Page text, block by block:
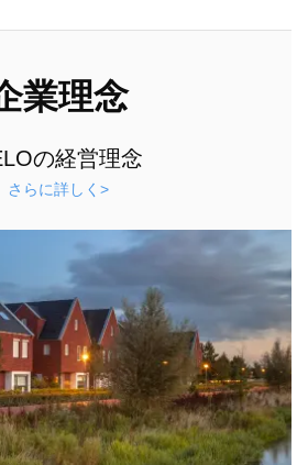
業理念
の経営理念
さらに詳しく>